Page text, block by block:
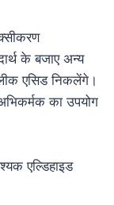
के बजाए अन्य
एसिड निकलेंगे।
का उपयोग
एल्डिहाइड